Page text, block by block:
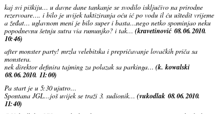
kaj svi piškiju… u davne dane tankanje se svodilo isključivo na prirodne
rezervoare…. i bilo je uvijek taktiziranja oću ić po vodu il ću uštedit vrijeme
a žeđat… uglavnom meni je bilo super i basta…nego netko spominjao neku
popodnevnu šetnju sutra via rumunjko? i tak… (kravetinović 08.06.2010.
10:46)
after monster party! mrzla velebitska i prepričavanje lovačkih priča sa
monstera.
nek direktor definira tajming za polazak sa parkinga… (k. kowalski
08.06.2010. 11:00)
Pa start je u 5:30 ujutro…
Spontana JGL…još uvijek se traži 3. sudionik… (vukodlak 08.06.2010.
11:40)